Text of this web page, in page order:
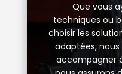
Que vous
techniques ou
choisir les
adaptées,
accompagner